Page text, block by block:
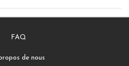
FAQ
de nous